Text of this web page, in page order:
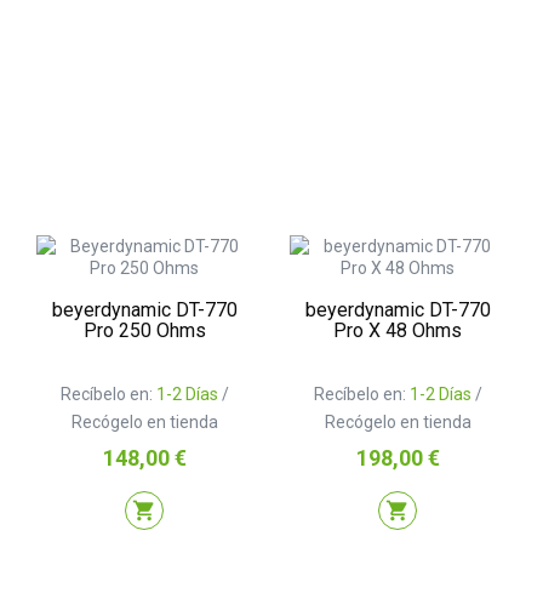
beyerdynamic DT-770
Pro 250 Ohms
Recíbelo en: 1-2 Días /
Recógelo en tienda
Precio
148,00 €
shopping_cart
beyerdynamic DT-770
Pro X 48 Ohms
Recíbelo en: 1-2 Días /
Recógelo en tienda
Precio
198,00 €
shopping_cart